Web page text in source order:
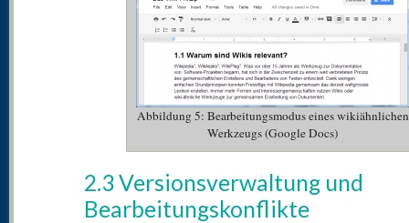
Abbildung 5: Bearbeitungsmodus eines wikiähnlichen
Werkzeugs (Google Docs)
2.3 Versionsverwaltung und
Bearbeitungskonflikte